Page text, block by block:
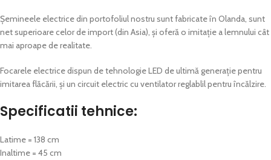
Șemineele electrice din portofoliul nostru sunt fabricate în Olanda, sunt
net superioare celor de import (din Asia), și oferă o imitație a lemnului cât
mai aproape de realitate.
Focarele electrice dispun de tehnologie LED de ultimă generație pentru
imitarea flăcării, și un circuit electric cu ventilator reglablil pentru încălzire.
Specificatii tehnice:
Latime = 138 cm
Inaltime = 45 cm